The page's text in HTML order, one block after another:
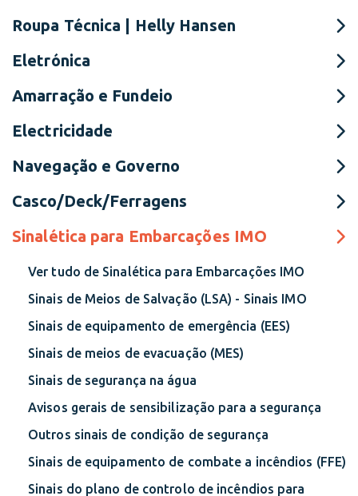
Roupa Técnica | Helly Hansen
Eletrónica
Amarração e Fundeio
Electricidade
Navegação e Governo
Casco/Deck/Ferragens
Sinalética para Embarcações IMO
Ver tudo de Sinalética para Embarcações IMO
Sinais de Meios de Salvação (LSA) - Sinais IMO
Sinais de equipamento de emergência (EES)
Sinais de meios de evacuação (MES)
Sinais de segurança na água
Avisos gerais de sensibilização para a segurança
Outros sinais de condição de segurança
Sinais de equipamento de combate a incêndios (FFE)
Sinais do plano de controlo de incêndios para